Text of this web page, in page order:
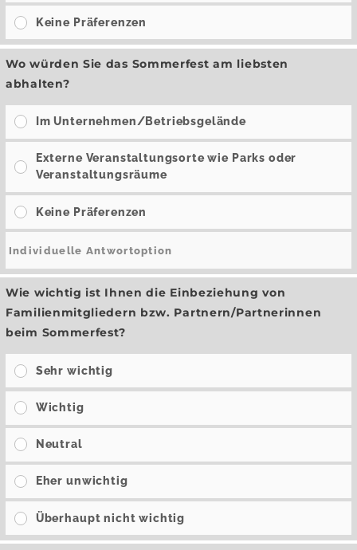
Keine Präferenzen
Wo würden Sie das Sommerfest am liebsten
abhalten?
Im Unternehmen/Betriebsgelände
Externe Veranstaltungsorte wie Parks oder
Veranstaltungsräume
Keine Präferenzen
Wie wichtig ist Ihnen die Einbeziehung von
Familienmitgliedern bzw. Partnern/Partnerinnen
beim Sommerfest?
Sehr wichtig
Wichtig
Neutral
Eher unwichtig
Überhaupt nicht wichtig